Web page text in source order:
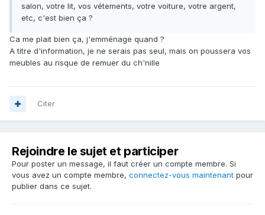
salon, votre lit, vos vétements, votre voiture, votre argent,
etc, c'est bien ça ?
Ca me plait bien ça, j'emménage quand ?
A titre d'information, je ne serais pas seul, mais on poussera vos
meubles au risque de remuer du ch'nille
Citer
Rejoindre le sujet et participer
Pour poster un message, il faut créer un compte membre. Si
vous avez un compte membre, connectez-vous maintenant pour
publier dans ce sujet.